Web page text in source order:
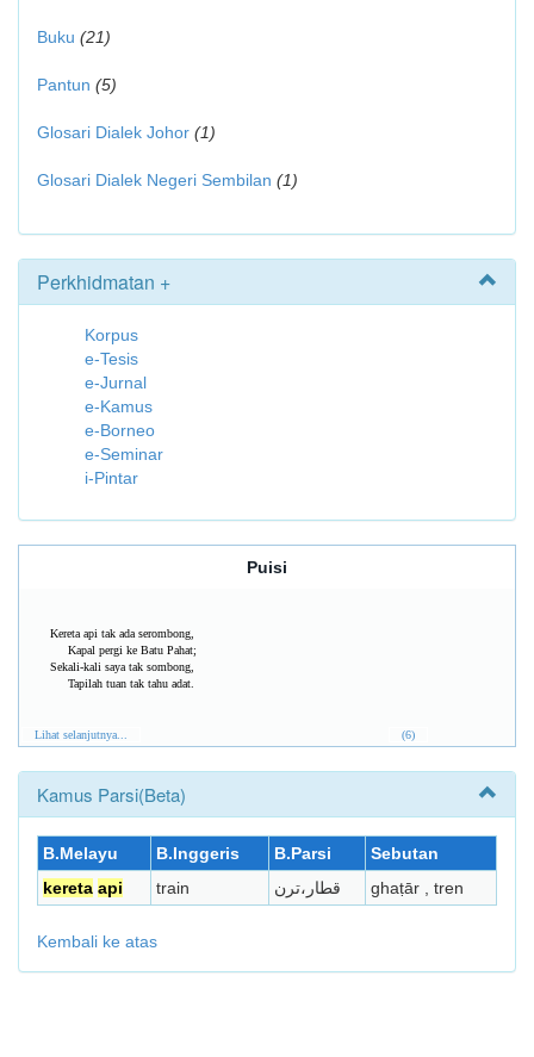
Buku (21)
Pantun (5)
Glosari Dialek Johor (1)
Glosari Dialek Negeri Sembilan (1)
Perkhidmatan +
Korpus
e-Tesis
e-Jurnal
e-Kamus
e-Borneo
e-Seminar
i-Pintar
Puisi
Kereta api tak ada serombong,
Kapal pergi ke Batu Pahat;
Sekali-kali saya tak sombong,
Tapilah tuan tak tahu adat.
Lihat selanjutnya... (6)
Kamus Parsi(Beta)
B.Melayu B.Inggeris B.Parsi
Sebutan
kereta api train قطار،ترن ghaṭār , tren
Kembali ke atas